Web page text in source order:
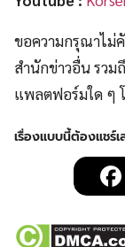
ขอความกรุณาไม่
สำนักข่าวอื่น รวม
แพลตฟอร์มใด ๆ